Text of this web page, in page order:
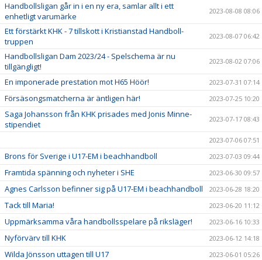
Handbollsligan går in i en ny era, samlar allt i ett
enhetligt varumärke
2023-08-08 08:06
Ett förstärkt KHK - 7 tillskott i Kristianstad Handboll-
truppen
2023-08-07 06:42
Handbollsligan Dam 2023/24 - Spelschema är nu
tillgängligt!
2023-08-02 07:06
En imponerade prestation mot H65 Höör! 2023-07-31 07:14
Försäsongsmatcherna är äntligen här! 2023-07-25 10:20
Saga Johansson från KHK prisades med Jonis Minne-
stipendiet
2023-07-17 08:43
2023-07-06 07:51
Brons för Sverige i U17-EM i beachhandboll 2023-07-03 09:44
Framtida spänning och nyheter i SHE 2023-06-30 09:57
Agnes Carlsson befinner sig på U17-EM i beachhandboll 2023-06-28 18:20
Tack till Maria! 2023-06-20 11:12
Uppmärksamma våra handbollsspelare på riksläger! 2023-06-16 10:33
Nyförvärv till KHK 2023-06-12 14:18
Wilda Jönsson uttagen till U17 2023-06-01 05:26